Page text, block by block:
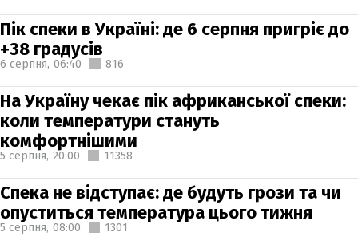
Пік спеки в Україні: де 6 серпня пригріє до
+38 градусів
6 серпня, 06:40 816
На Україну чекає пік африканської спеки:
коли температури стануть
комфортнішими
5 серпня, 20:00 11358
Спека не відступає: де будуть грози та чи
опуститься температура цього тижня
5 серпня, 08:00 1301